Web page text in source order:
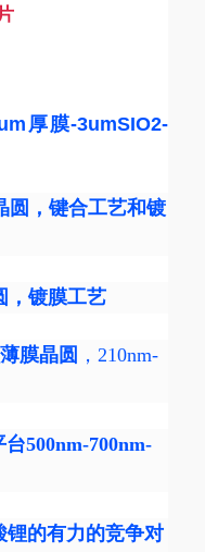
厚膜-3umSIO2-
圆 ，键合工艺和镀
，镀膜工艺
膜晶圆 ，210nm-
台500nm-700nm-
的有力的竞争对